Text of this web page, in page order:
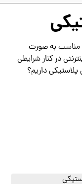
مناسب به صورت
در کنار شرایطی
داریم؟